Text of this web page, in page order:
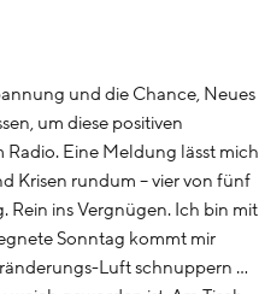
und die Chance, Neues
um diese positiven
Eine Meldung lässt mich
Krisen rundum – vier von fünf
Rein ins Vergnügen. Ich bin mit
Sonntag kommt mir
Luft schnuppern …